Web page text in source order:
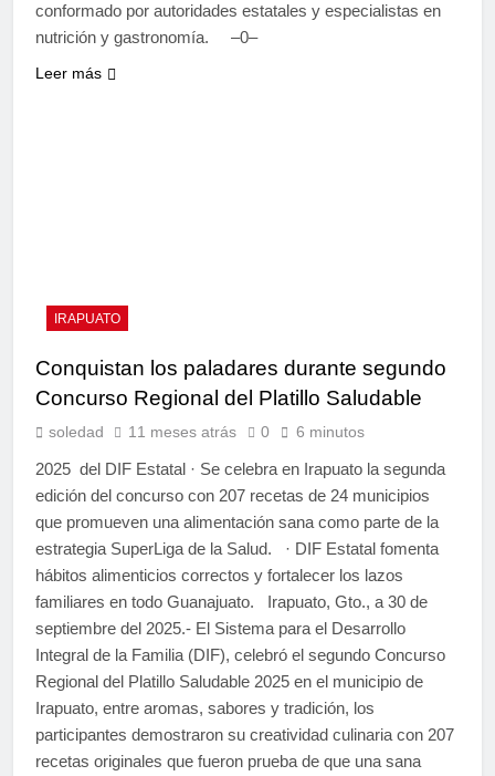
conformado por autoridades estatales y especialistas en
nutrición y gastronomía. –0–
Leer más
IRAPUATO
Conquistan los paladares durante segundo
Concurso Regional del Platillo Saludable
soledad 11 meses atrás 0 6 minutos
2025 del DIF Estatal · Se celebra en Irapuato la segunda
edición del concurso con 207 recetas de 24 municipios
que promueven una alimentación sana como parte de la
estrategia SuperLiga de la Salud. · DIF Estatal fomenta
hábitos alimenticios correctos y fortalecer los lazos
familiares en todo Guanajuato. Irapuato, Gto., a 30 de
septiembre del 2025.- El Sistema para el Desarrollo
Integral de la Familia (DIF), celebró el segundo Concurso
Regional del Platillo Saludable 2025 en el municipio de
Irapuato, entre aromas, sabores y tradición, los
participantes demostraron su creatividad culinaria con 207
recetas originales que fueron prueba de que una sana